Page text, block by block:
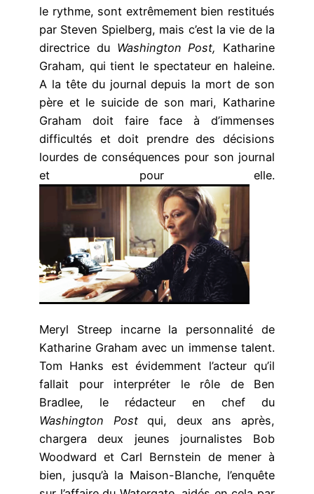
le rythme, sont extrêmement bien restitués
par Steven Spielberg, mais c’est la vie de la
directrice du Washington Post, Katharine
Graham, qui tient le spectateur en haleine.
A la tête du journal depuis la mort de son
père et le suicide de son mari, Katharine
Graham doit faire face à d’immenses
difficultés et doit prendre des décisions
lourdes de conséquences pour son journal
et pour elle.
Meryl Streep incarne la personnalité de
Katharine Graham avec un immense talent.
Tom Hanks est évidemment l’acteur qu’il
fallait pour interpréter le rôle de Ben
Bradlee, le rédacteur en chef du
Washington Postqui, deux ans après,
chargera deux jeunes journalistes Bob
Woodward et Carl Bernstein de mener à
bien, jusqu’à la Maison-Blanche, l’enquête